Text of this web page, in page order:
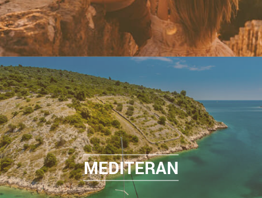
MEDITERAN